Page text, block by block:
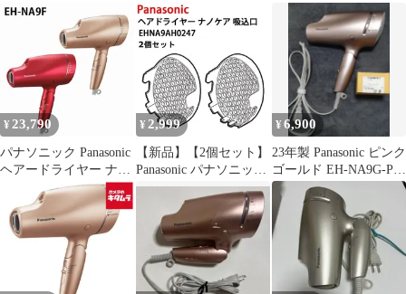
¥ 23,790
パナソニック Panasonic
ヘアードライヤー ナノ
ケア ピンクゴールド
EH-NA9F-PN ルージュ
ピンク EH-NA9F-RP か
わいい おしゃれ
EHNA9FPN EHNA9FRP
¥ 2,999
【新品】【2個セット】
Panasonic パナソニック
ドライヤー ナノケア 吸
込口 EHNA9AH0247-2s
※本体別売
¥6,900
23年製 Panasonic ピンク
ゴールド EH-NA9G-PN
ナノケア